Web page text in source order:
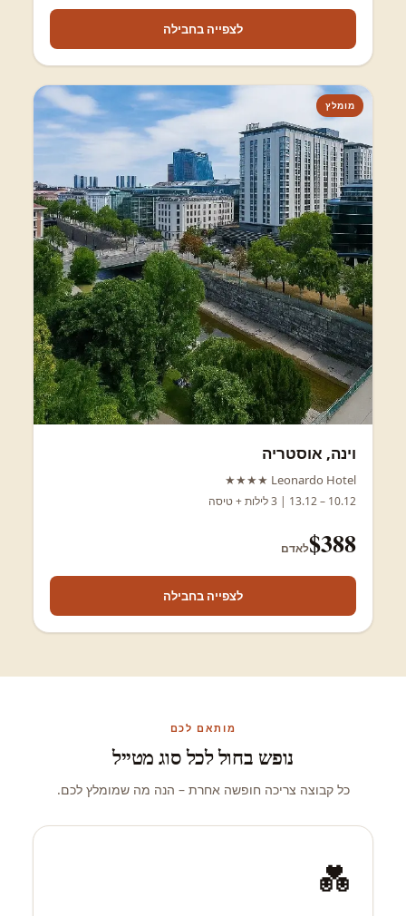
לצפייה בחבילה
מומלץ
וינה, אוסטריה
Leonardo Hotel ★★★★
10.12 – 13.12 | 3 לילות + טיסה
$388לאדם
לצפייה בחבילה
מותאם לכם
נופש בחול לכל סוג מטייל
כל קבוצה צריכה חופשה אחרת – הנה מה שמומלץ לכם.
💑